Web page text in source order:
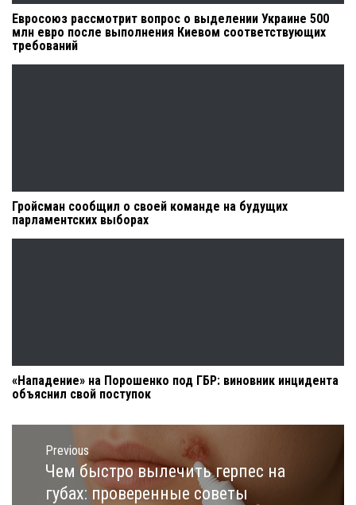
Евросоюз рассмотрит вопрос о выделении Украине 500
млн евро после выполнения Киевом соответствующих
требований
Гройсман сообщил о своей команде на будущих
парламентских выборах
«Нападение» на Порошенко под ГБР: виновник инцидента
объяснил свой поступок
Навигация
записям
Previous
Previous
post:
Чем быстро вылечить герпес на
губах: проверенные советы